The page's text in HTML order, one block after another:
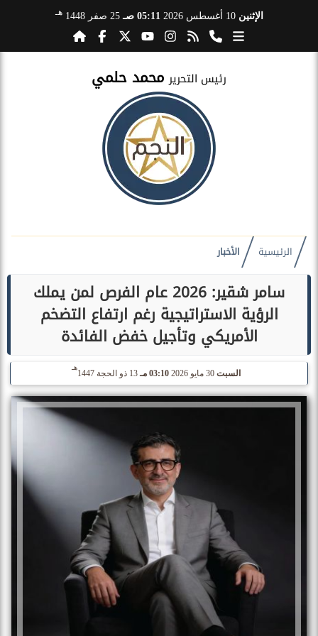
الإثنين 10 أغسطس 2026 05:11 صـ 25 صفر 1448 هـ
رئيس التحرير محمد حلمي
الرئيسية الأخبار
سامر شقير: 2026 عام الفرص لمن يملك
الرؤية الاستراتيجية رغم ارتفاع التضخم
الأمريكي وتأجيل خفض الفائدة
السبت 03:10 مـ 13 ذو الحجة 1447
هـ